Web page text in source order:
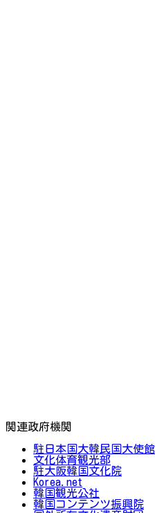
関連政府機関
駐日本国大韓民国大使館
文化体育観光部
駐大阪韓国文化院
Korea.net
韓国観光公社
韓国コンテンツ振興院